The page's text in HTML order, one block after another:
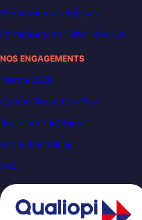
Formations en Big Data
Formations en Cybersécurité
NOS ENGAGEMENTS
France 2030
Carbon Reduction Plan
Règlement intérieur
Accueil handicap
VAE